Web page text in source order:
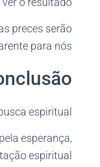
preces serão
para nós.
espiritual.
esperança,
espiritual.